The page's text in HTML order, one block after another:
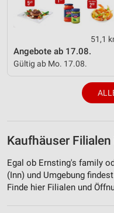
51,1
Angebote ab 17.08.
Gültig ab Mo. 17.08.
Kaufhäuser
Egal ob Ernsting's family
(Inn) und Umgebung
Finde hier Filialen und